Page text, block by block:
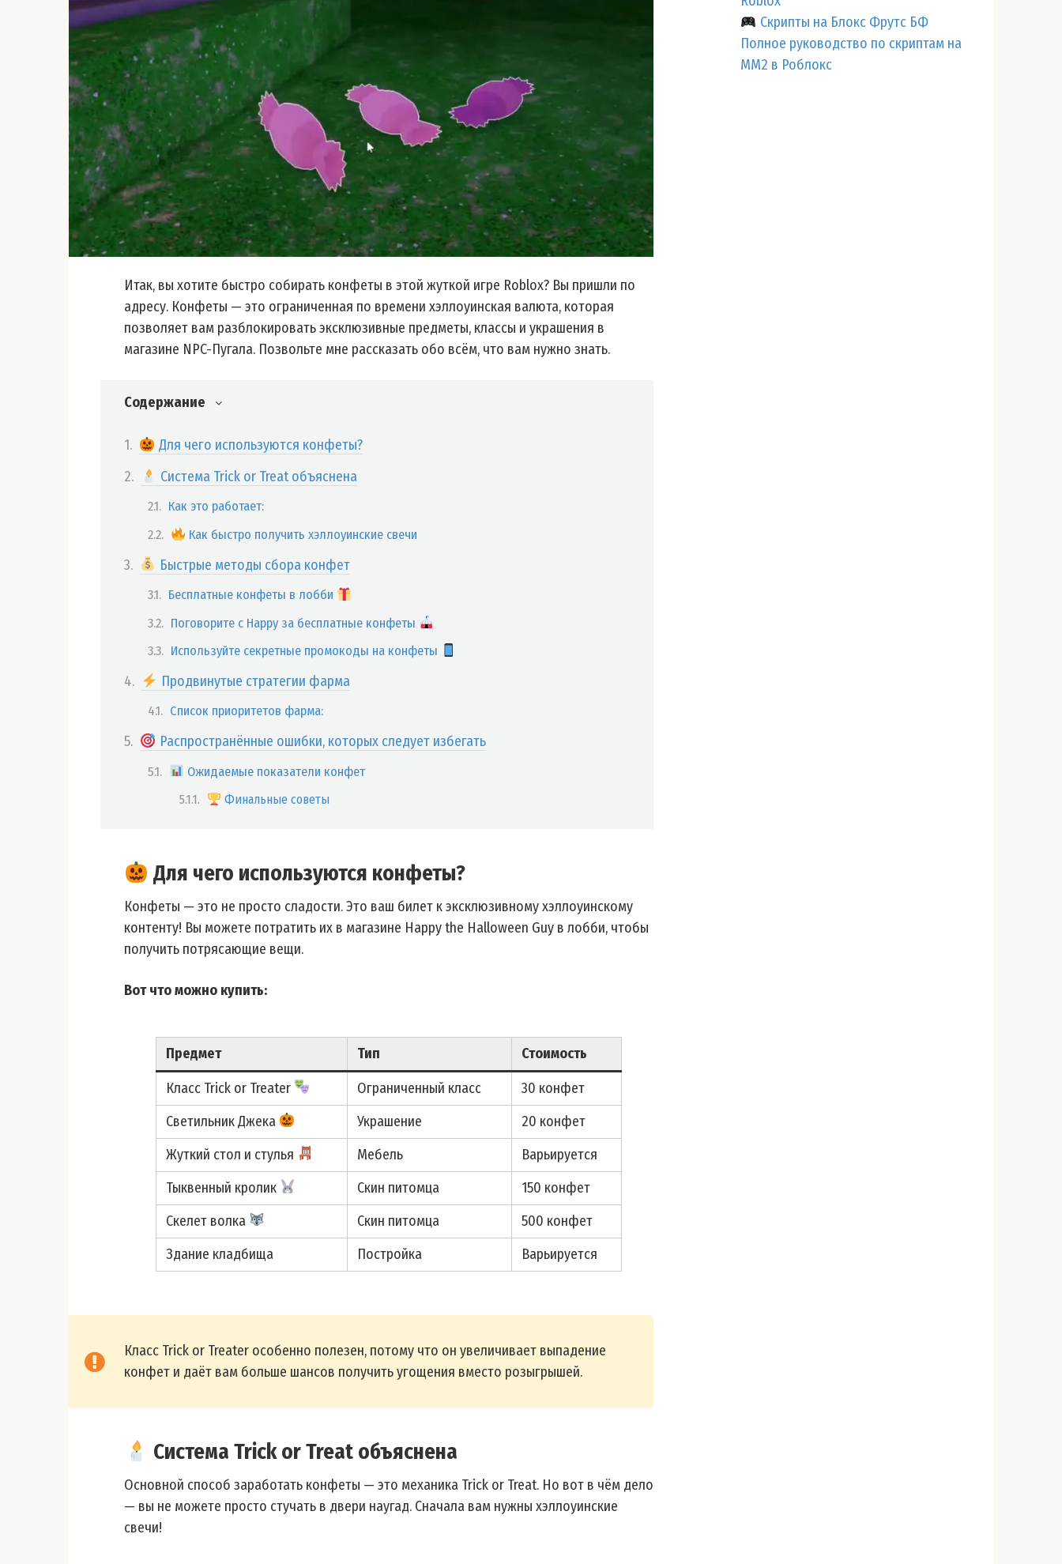
Итак, вы хотите быстро собирать конфеты в этой жуткой игре Roblox? Вы пришли по
адресу. Конфеты — это ограниченная по времени хэллоуинская валюта, которая
позволяет вам разблокировать эксклюзивные предметы, классы и украшения в
магазине NPC-Пугала . Позвольте мне рассказать обо всём, что вам нужно знать.
Содержание
Для чего используются конфеты?
Система Trick or Treat объяснена
Как это работает:
Как быстро получить хэллоуинские свечи
Быстрые методы сбора конфет
Бесплатные конфеты в лобби
Поговорите с Happy за бесплатные конфеты
Используйте секретные промокоды на конфеты
Продвинутые стратегии фарма
Список приоритетов фарма:
Распространённые ошибки, которых следует избегать
Ожидаемые показатели конфет
Финальные советы
Для чего используются конфеты?
Конфеты — это не просто сладости. Это ваш билет к эксклюзивному хэллоуинскому
контенту! Вы можете потратить их в магазине Happy the Halloween Guy в лобби, чтобы
получить потрясающие вещи .
Вот что можно купить:
Предмет Тип
Стоимость
Класс Trick or Treater
Ограниченный класс
30 конфет
Светильник Джека
Украшение
20 конфет
Жуткий стол и стулья
Мебель
Варьируется
Тыквенный кролик
Скин питомца
150 конфет
Скелет волка
Скин питомца
500 конфет
Здание кладбища
Постройка Варьируется
Класс Trick or Treater особенно полезен, потому что он увеличивает выпадение
конфет и даёт вам больше шансов получить угощения вместо розыгрышей .
Система Trick or Treat объяснена
Основной способ заработать конфеты — это механика Trick or Treat. Но вот в чём дело
— вы не можете просто стучать в двери наугад. Сначала вам нужны хэллоуинские
свечи!
Скрипты на Блокс Фрутс БФ
Полное руководство по скриптам на
ММ2 в Роблокс